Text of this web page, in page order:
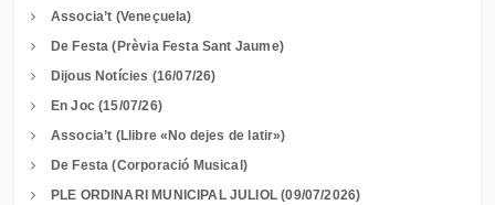
Associa’t (Veneçuela)
De Festa (Prèvia Festa Sant Jaume)
Dijous Notícies (16/07/26)
En Joc (15/07/26)
Associa’t (Llibre «No dejes de latir»)
De Festa (Corporació Musical)
PLE ORDINARI MUNICIPAL JULIOL (09/07/2026)